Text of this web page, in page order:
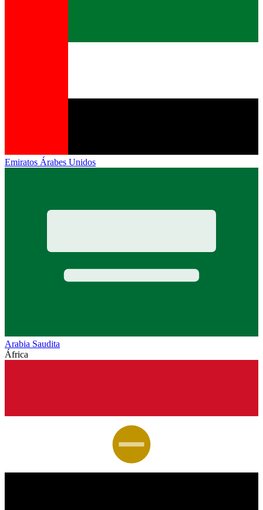
Emiratos Árabes Unidos
Arabia Saudita
África